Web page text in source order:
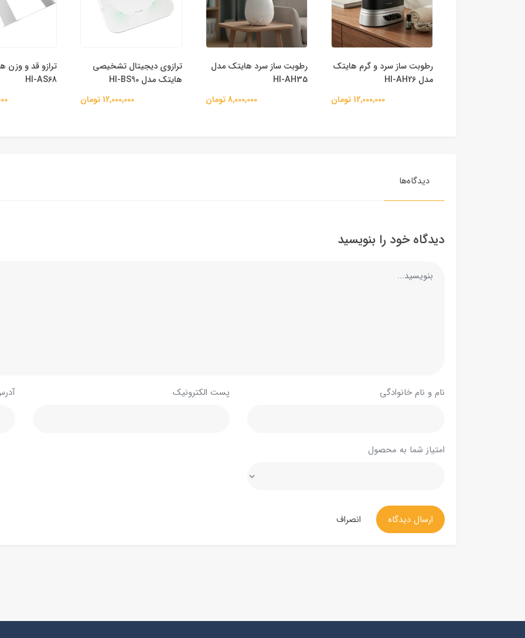
رطوبت ساز سرد و گرم هایتک
مدل HI-AH26
12,000,000 تومان
رطوبت ساز سرد هایتک مدل
HI-AH35
8,000,000 تومان
ترازوی دیجیتال تشخیصی
هایتک مدل HI-BS90
12,000,000 تومان
ترازو قد و‌ وزن
HI-AS68
دیدگاه‌ها
دیدگاه خود را بنویسید
نام و نام خانوادگی پست الکترونیک
امتیاز شما به محصول
ارسال دیدگاه انصراف